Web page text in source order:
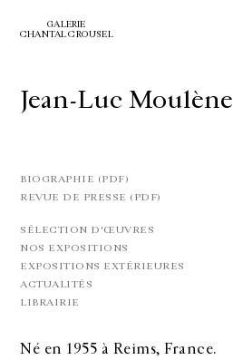
GALERIE
CHANTAL CROUSEL
Jean-Luc Moulène
Né en 1955 à Reims, France.
BIOGRAPHIE (PDF)
REVUE DE PRESSE (PDF)
SÉLECTION D'ŒUVRES
NOS EXPOSITIONS
EXPOSITIONS EXTÉRIEURES
ACTUALITÉS
LIBRAIRIE